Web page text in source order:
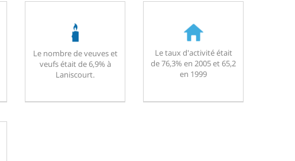
Le nombre de veuves et
veufs était de 6,9% à
Laniscourt.
Le taux d'activité était
de 76,3% en 2005 et 65,2
en 1999